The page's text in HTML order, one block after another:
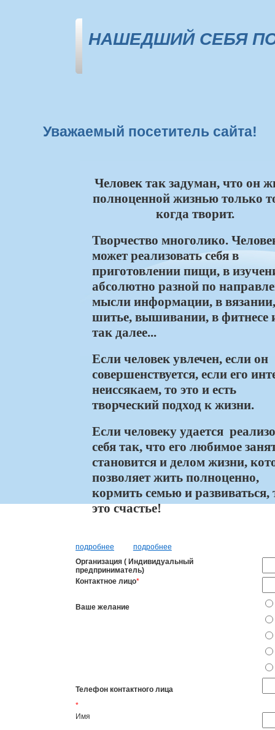
НАШЕДШИЙ СЕБЯ
Уважаемый посетитель сайта!
Человек так задуман, что он
полноценной жизнью только
когда творит.
Творчество многолико.
может реализовать себя в
приготовлении пищи, в
абсолютно разной по
мысли информации, в вязании,
шитье, вышивании, в фитнесе
так далее...
Если человек увлечен, если он
совершенствуется, если его
неиссякаем, то это и есть
творческий подход к жизни.
Если человеку удается
себя так, что его любимое
становится и делом жизни,
позволяет жить полноценно,
кормить семью и развиваться,
это счастье!
подробнее
подробнее
Организация ( Индивидуальный
предприниматель)
Контактное лицо*
Ваше желание
Телефон контактного лица
*
Имя